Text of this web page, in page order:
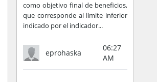
como objetivo final de beneficios,
que corresponde al límite inferior
indicado por el indicador...
eprohaska
06:27
AM